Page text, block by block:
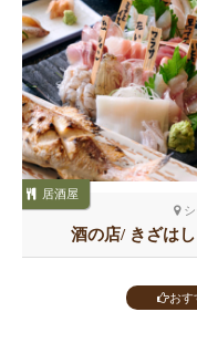
居酒屋
酒の店/ きざはし
おす